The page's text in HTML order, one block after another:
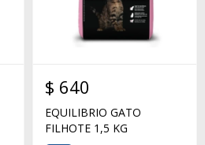
$ 640
EQUILIBRIO GATO
FILHOTE 1,5 KG